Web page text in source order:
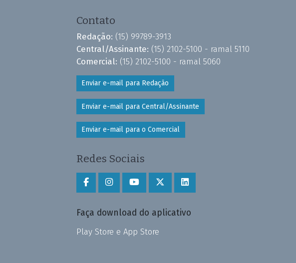
Contato
Redação: (15) 99789-3913
Central/Assinante: (15) 2102-5100 - ramal 5110
Comercial: (15) 2102-5100 - ramal 5060
Enviar e-mail para Redação
Enviar e-mail para Central/Assinante
Enviar e-mail para o Comercial
Redes Sociais
Faça download do aplicativo
Play Store e App Store